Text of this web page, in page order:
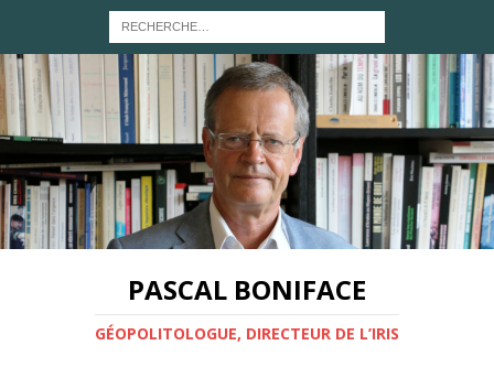
PASCAL BONIFACE
GÉOPOLITOLOGUE, DIRECTEUR DE L’IRIS